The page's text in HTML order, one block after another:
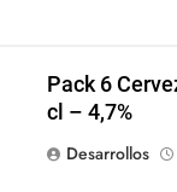
Pack 6
cl – 4,7%
Desarrollos